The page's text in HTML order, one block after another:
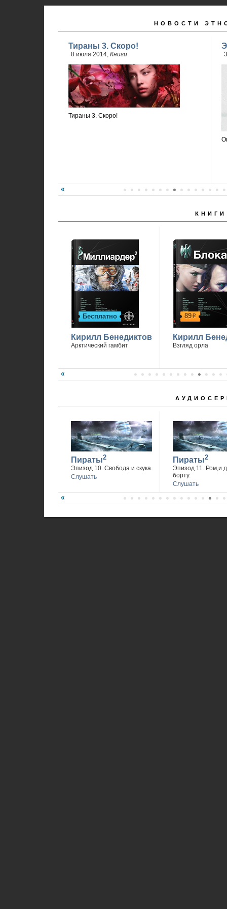
НОВОСТИ
Тираны 3. Скоро!
8 июля 2014, Книги
Тираны 3. Скоро!
КНИГИ
Бесплатно
Кирилл Бенедиктов
Арктический гамбит
89р
Кирилл
Взгляд орла
Пираты2
Эпизод 10. Свобода и скука.
Слушать
Пираты2
Эпизод 11. Ром,и
борту.
Слушать